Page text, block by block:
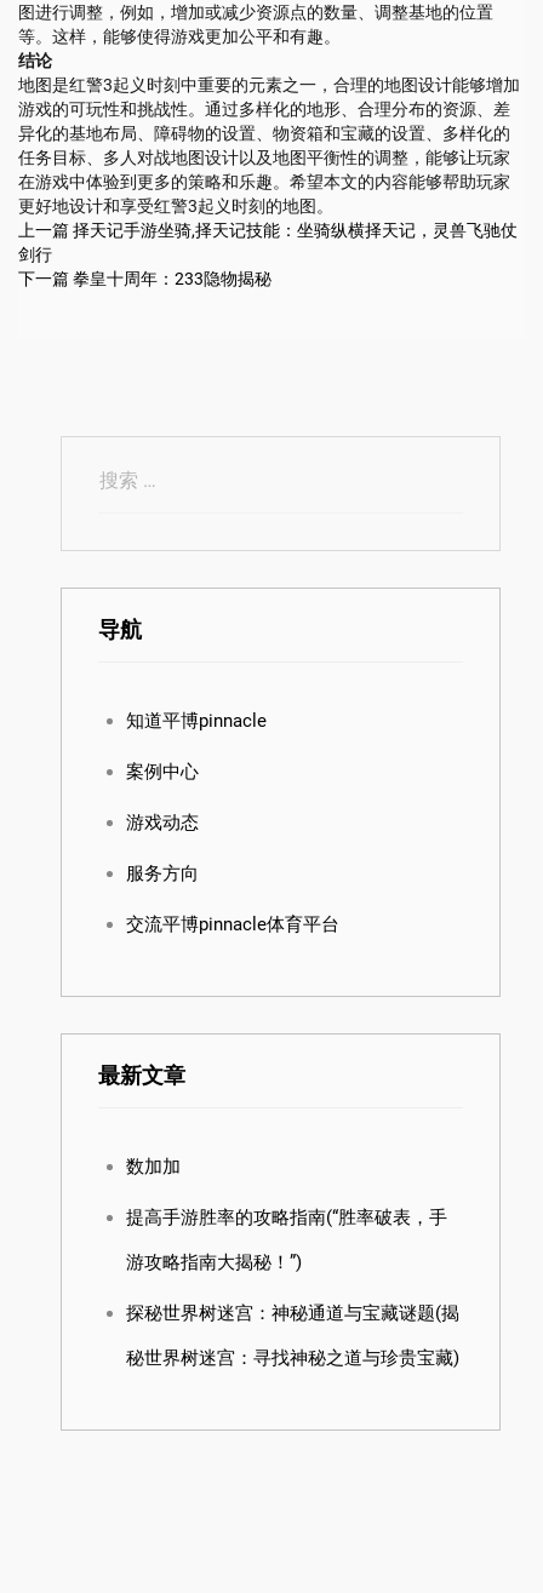
图进行调整，例如，增加或减少资源点的数量、调整基地的位置
等。这样，能够使得游戏更加公平和有趣。
结论
地图是红警3起义时刻中重要的元素之一，合理的地图设计能够增加
游戏的可玩性和挑战性。通过多样化的地形、合理分布的资源、差
异化的基地布局、障碍物的设置、物资箱和宝藏的设置、多样化的
任务目标、多人对战地图设计以及地图平衡性的调整，能够让玩家
在游戏中体验到更多的策略和乐趣。希望本文的内容能够帮助玩家
更好地设计和享受红警3起义时刻的地图。
上一篇择天记手游坐骑,择天记技能：坐骑纵横择天记，灵兽飞驰仗
剑行
下一篇拳皇十周年：233隐物揭秘
导航
知道平博pinnacle
案例中心
游戏动态
服务方向
交流平博pinnacle体育平台
最新文章
数加加
提高手游胜率的攻略指南(“胜率破表，手
游攻略指南大揭秘！”)
探秘世界树迷宫：神秘通道与宝藏谜题(揭
秘世界树迷宫：寻找神秘之道与珍贵宝藏)